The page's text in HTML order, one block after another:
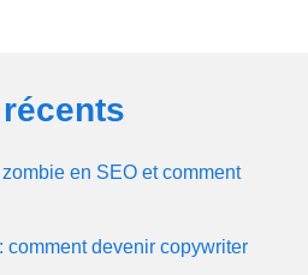
zombie en SEO et comment
comment devenir copywriter